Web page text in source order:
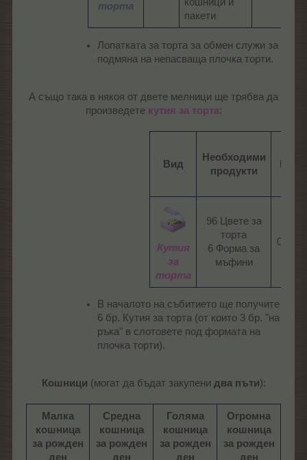
торта
кошници и
пакети​
Лопатката за торта за обмен служи за
подмяна на непасваща плочка торти.
А също така в някоя от двете мелници ще трябва да
произведете кутия за торта:
Вид
Необходими
продукти
Кутия
за
торта
96 Цвете за
торта
6 Форма за
мъфини​
В началото на събитието ще получите
6 бр. Кутия за торта (от които 3 бр. "на
ръка" в слотовете под формата на
плочка торти).
Кошници (могат да бъдат закупени два пъти):
Малка
кошница
за рожден
ден
Средна
кошница
за рожден
ден
Голяма
кошница
за рожден
ден
Огромна
кошница
за рожден
ден